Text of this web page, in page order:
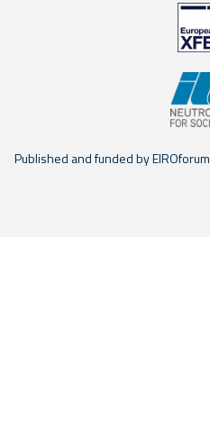
Published and funded by EIROforum